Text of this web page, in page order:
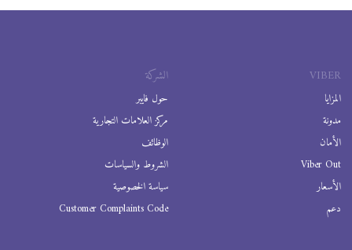
VIBER
المزايا
مدونة
الأمان
Viber Out
الأسعار
دعم
الشركة
حول فايبر
مركز العلامات التجارية
الوظائف
الشروط والسياسات
سياسة الخصوصية
Customer Complaints Code